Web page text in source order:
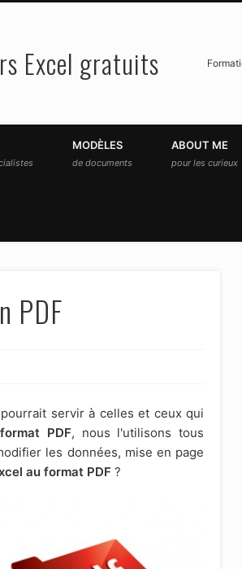
Excel gratuits
MODÈLES
de documents
ABOUT ME
pour les curieux
PDF
servir à celles et ceux qui
PDF, nous l'utilisons tous
les données, mise en page
au format PDF ?